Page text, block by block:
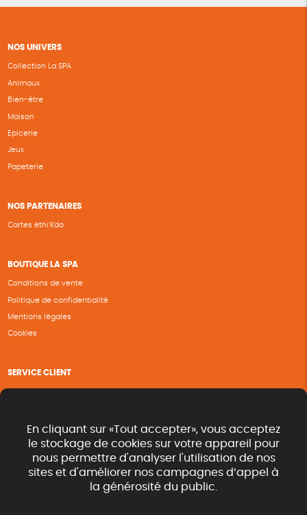
NOS UNIVERS
Collection La SPA
Animaux
Bien-être
Maison
Epicerie
Jeux
Papeterie
NOS PARTENAIRES
Cartes éthi’Kdo
BOUTIQUE LA SPA
Conditions de vente
Politique de confidentialité
Mentions légales
Cookies
SERVICE CLIENT
Nous contacter
Renvoyer des articles
Commande rapide catalogue
En cliquant sur «Tout accepter», vous acceptez
le stockage de cookies sur votre appareil pour
nous permettre d'analyser l'utilisation de nos
sites et d'améliorer nos campagnes d’appel à
la générosité du public.